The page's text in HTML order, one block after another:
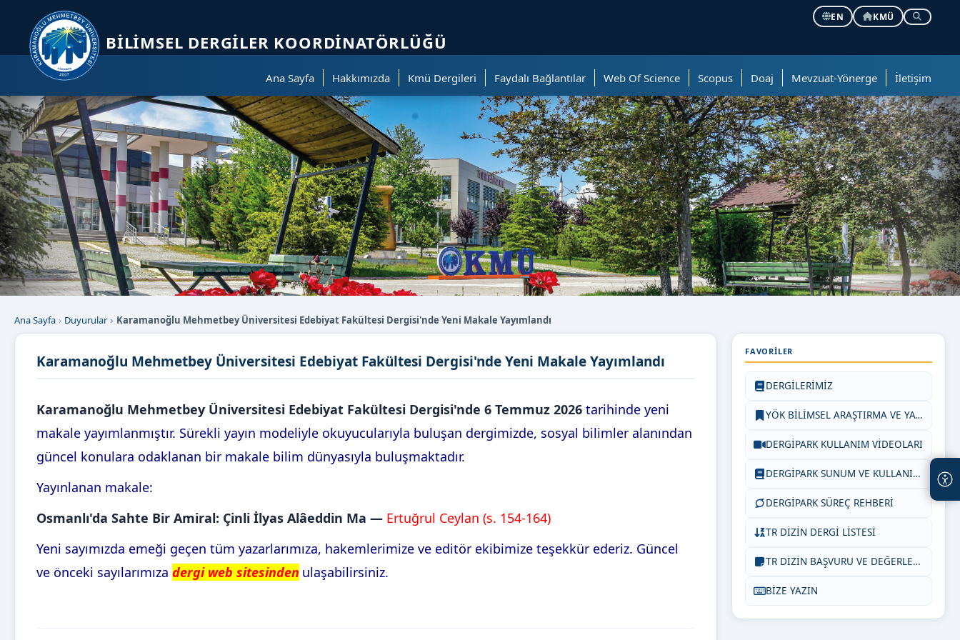
EN
KMÜ
BILIMSEL DERGILER KOORDINATÖRLÜĞÜ
Ana Sayfa Hakkımızda Kmü Dergileri Faydalı Bağlantılar Web Of Science Scopus Doaj Mevzuat-Yönerge İletişim
Ana Sayfa Duyurular Karamanoğlu Mehmetbey Üniversitesi Edebiyat Fakültesi Dergisi'nde Yeni Makale Yayımlandı
Karamanoğlu Mehmetbey Üniversitesi Edebiyat Fakültesi Dergisi'nde Yeni Makale Yayımlandı
Karamanoğlu Mehmetbey Üniversitesi Edebiyat Fakültesi Dergisi'nde 6 Temmuz 2026 tarihinde yeni
makale yayımlanmıştır. Sürekli yayın modeliyle okuyucularıyla buluşan dergimizde, sosyal bilimler alanından
güncel konulara odaklanan bir makale bilim dünyasıyla buluşmaktadır.
Yayınlanan makale:
Osmanlı'da Sahte Bir Amiral: Çinli İlyas Alâeddin Ma — Ertuğrul Ceylan (s. 154-164)
Yeni sayımızda emeği geçen tüm yazarlarımıza, hakemlerimize ve editör ekibimize teşekkür ederiz. Güncel
ve önceki sayılarımıza dergi web sitesinden ulaşabilirsiniz.
FAVORILER
DERGİLERİMİZ
YÖK BİLİMSEL ARAŞTIRMA VE YAYIN ETİĞİ YÖNERGESİ
DERGİPARK KULLANIM VİDEOLARI
DERGİPARK SUNUM VE KULLANIM DÖKÜMANLARI
DERGİPARK SÜREÇ REHBERİ
TR DİZİN DERGİ LİSTESİ
TR DİZİN BAŞVURU VE DEĞERLENDİRME SÜREÇLERİ
BİZE YAZIN